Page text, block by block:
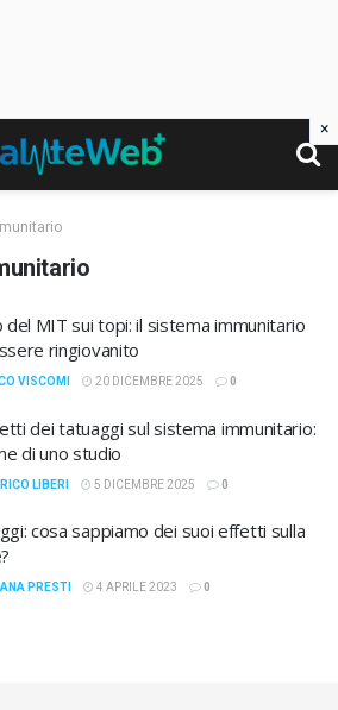
del MIT sui topi: il sistema immunitario
ringiovanito
VISCOMI 20 DICEMBRE 2025 0
dei tatuaggi sul sistema immunitario:
di uno studio
LIBERI 5 DICEMBRE 2025 0
cosa sappiamo dei suoi effetti sulla
PRESTI 4 APRILE 2023 0
×